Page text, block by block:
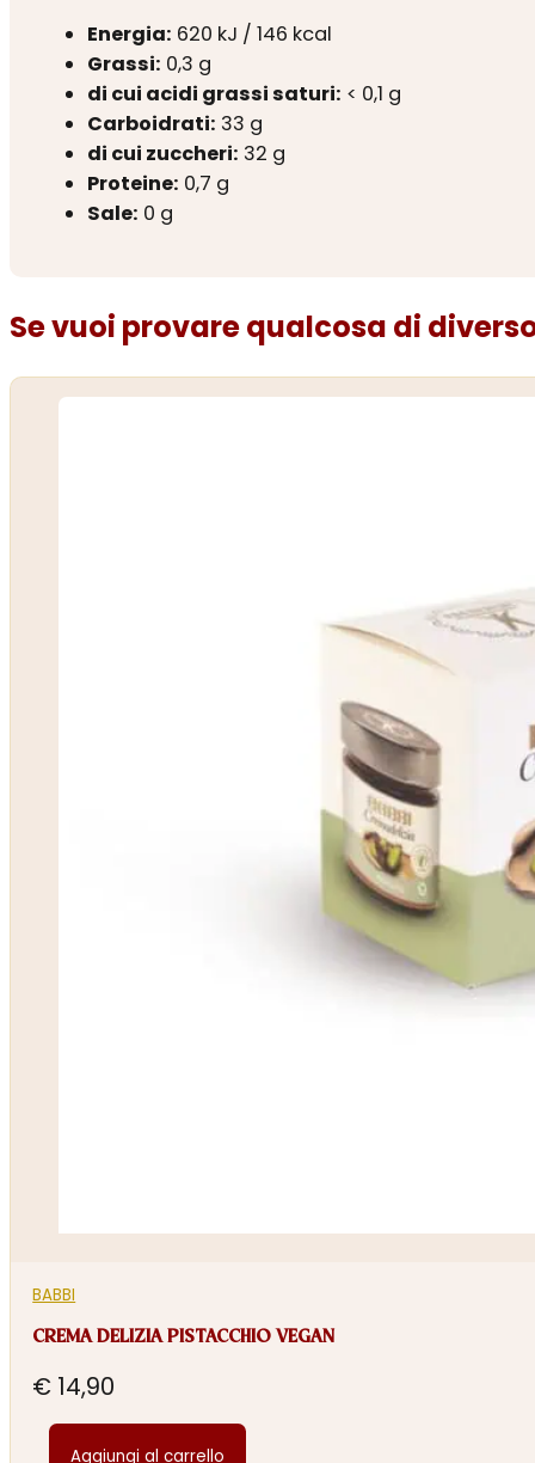
Energia: 620 kJ / 146 kcal
Grassi: 0,3 g
di cui acidi grassi saturi: < 0,1 g
Carboidrati: 33 g
di cui zuccheri: 32 g
Proteine: 0,7 g
Sale: 0 g
Se vuoi provare qualcosa di
BABBI
CREMA DELIZIA PISTACCHIO VEGAN
€ 14,90
Aggiungi al carrello